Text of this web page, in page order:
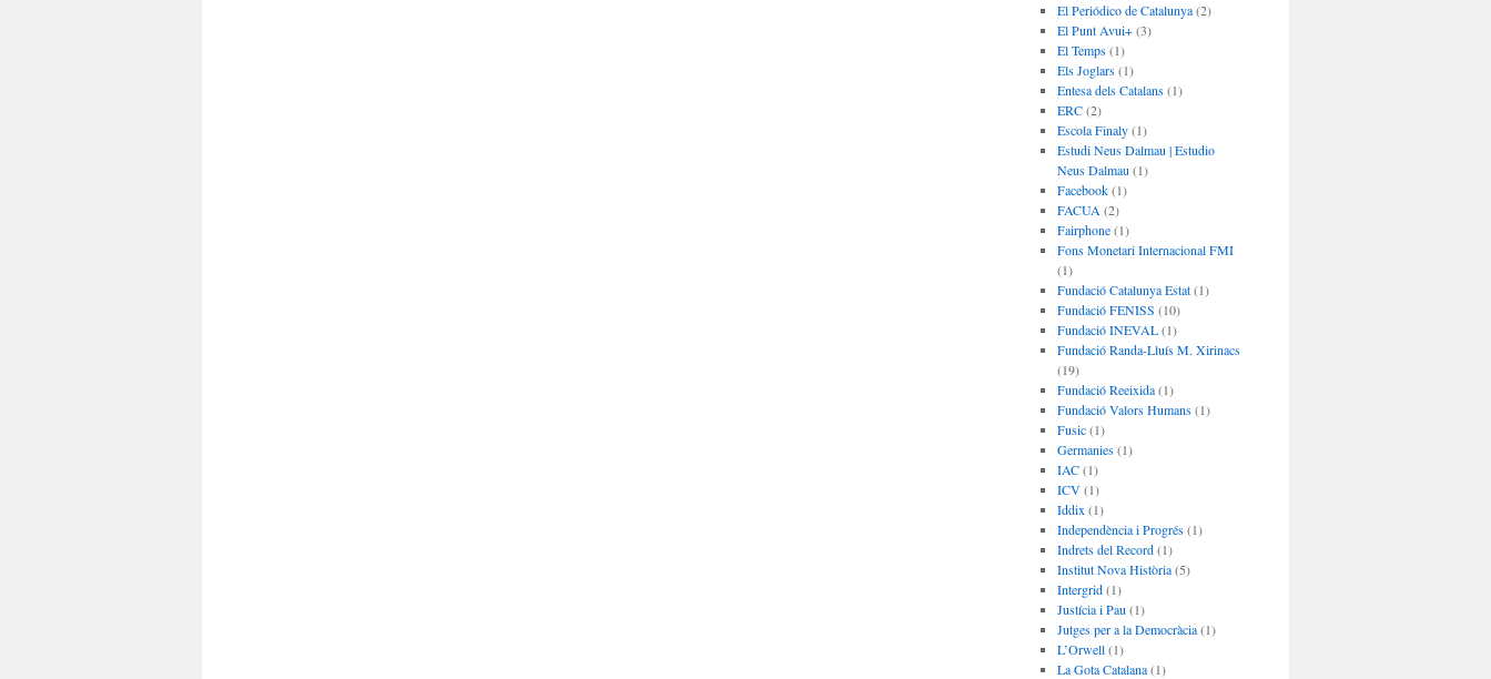
El Periódico de Catalunya(2)
El Punt Avui+(3)
El Temps(1)
Els Joglars(1)
Entesa dels Catalans(1)
ERC(2)
Escola Finaly(1)
Estudi Neus Dalmau | Estudio
Neus Dalmau (1)
Facebook(1)
FACUA (2)
Fairphone(1)
Fons Monetari Internacional FMI
(1)
Fundació Catalunya Estat(1)
Fundació FENISS (10)
Fundació INEVAL(1)
Fundació Randa-Lluís M. Xirinacs
(19)
Fundació Reeixida(1)
Fundació Valors Humans(1)
Fusic(1)
Germanies(1)
IAC(1)
ICV(1)
Iddix (1)
Independència i Progrés(1)
Indrets del Record(1)
Institut Nova Història(5)
Intergrid(1)
Justícia i Pau (1)
Jutges per a la Democràcia(1)
L’Orwell(1)
La Gota Catalana(1)